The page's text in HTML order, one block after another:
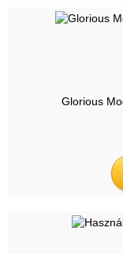
Glorious